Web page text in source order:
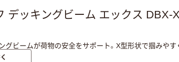
デッキングビーム エックス DBX-
グビームが荷物の安全をサポート。X型形状で掴みやす